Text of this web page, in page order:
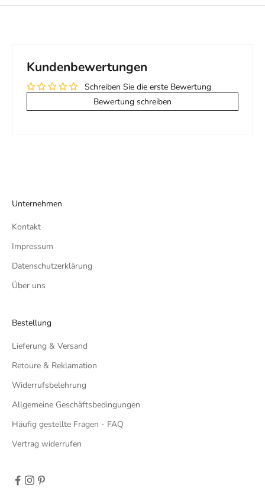
Kundenbewertungen
Schreiben Sie die erste Bewertung
Bewertung schreiben
Unternehmen
Kontakt
Impressum
Datenschutzerklärung
Über uns
Bestellung
Lieferung & Versand
Retoure & Reklamation
Widerrufsbelehrung
Allgemeine Geschäftsbedingungen
Häufig gestellte Fragen - FAQ
Vertrag widerrufen